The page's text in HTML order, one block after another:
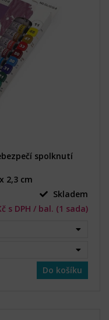
spolknutí
2,3 cm
Skladem
s DPH / bal. (1 sada)
Do košíku